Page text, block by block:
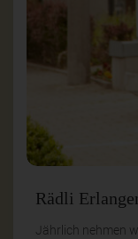
Rädli
Jährlich nehmen